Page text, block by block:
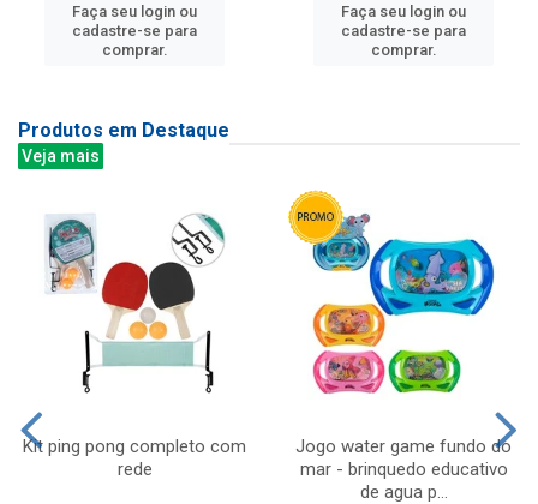
Faça seu login ou
cadastre-se para
comprar.
Faça seu login ou
cadastre-se para
comprar.
Produtos em Destaque
Veja mais
Kit ping pong completo com
rede
Jogo water game fundo do
mar - brinquedo educativo
de agua p...